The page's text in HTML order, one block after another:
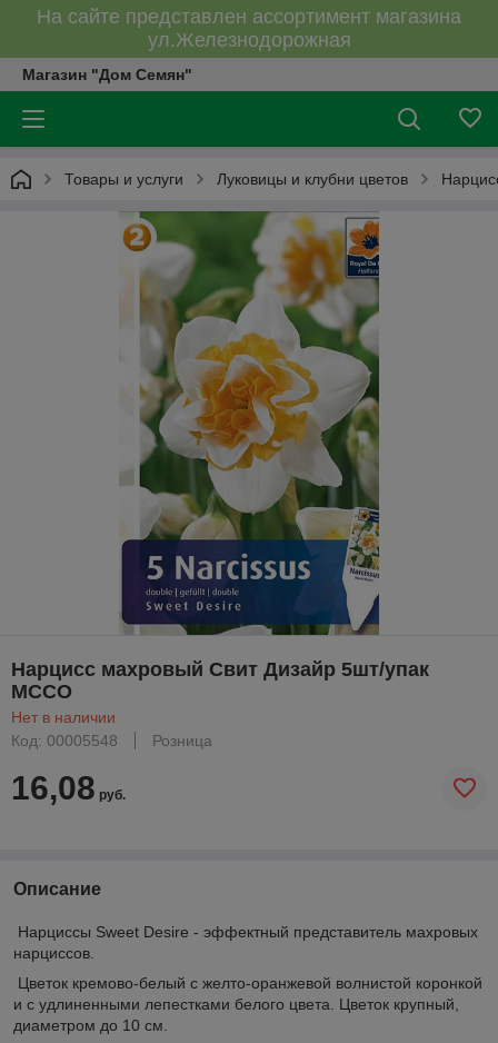
На сайте представлен ассортимент магазина
ул.Железнодорожная
Магазин "Дом Семян"
Товары и услуги Луковицы и клубни цветов
Нарцисс махровый Свит Дизайр 5шт/упак
МССО
Нет в наличии
Код: 00005548
Розница
16,08 руб.
Описание
Нарциссы Sweet Desire - эффектный представитель махровых
нарциссов.
Цветок кремово-белый с желто-оранжевой волнистой коронкой
и с удлиненными лепестками белого цвета. Цветок крупный,
диаметром до 10 см.